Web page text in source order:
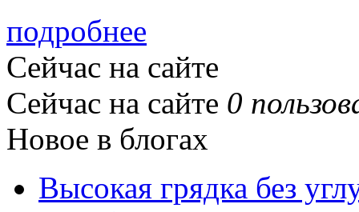
подробнее
Сейчас на сайте
Сейчас на сайте 0
Новое в блогах
Высокая грядка без